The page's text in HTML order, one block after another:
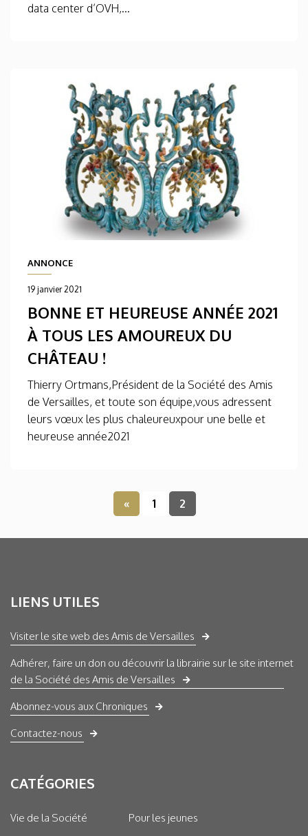
data center d’OVH,...
ANNONCE
19 janvier 2021
BONNE ET HEUREUSE ANNÉE 2021
À TOUS LES AMOUREUX DU
CHÂTEAU !
Thierry Ortmans,Président de la Société des Amis
de Versailles, et toute son équipe,vous adressent
leurs vœux les plus chaleureuxpour une belle et
heureuse année2021
« 1 2
LIENS UTILES
Visiter le site web des Amis de Versailles
Adhérer, faire un don ou découvrir la librairie sur le site internet
de la Société des Amis de Versailles
Abonnez-vous aux Chroniques
Contactez-nous
CATÉGORIES
Vie de la Société Pour les jeunes